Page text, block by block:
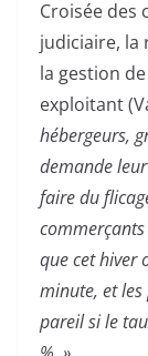
Croisée des
judiciaire, la
la gestion
exploitant
hébergeurs,
demande
faire du
que cet hiver
minute, et
pareil si le